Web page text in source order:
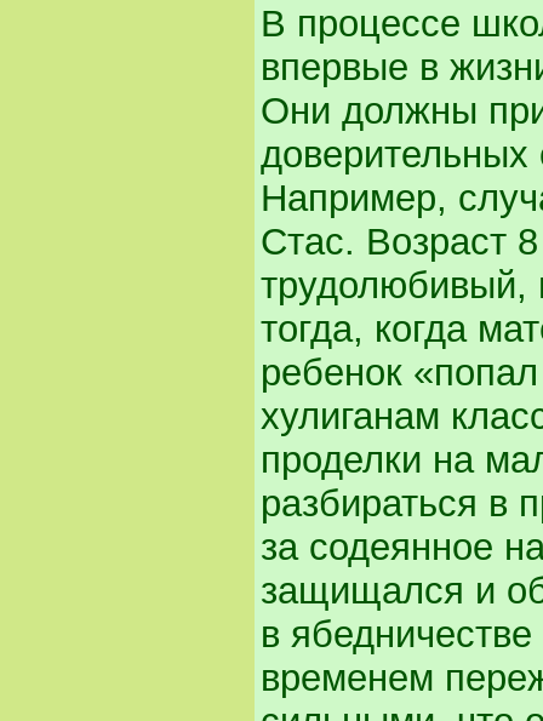
В процессе
впервые в
Они должны
Например,
Стас. Возраст
трудолюбивый,
тогда, когда
ребенок
хулиганам
проделки на
разбираться в
за содеянное
защищался и
в
временем